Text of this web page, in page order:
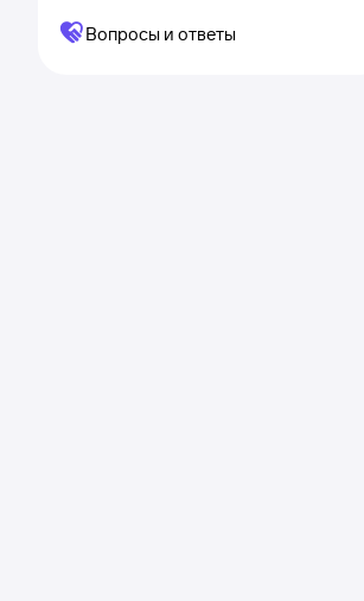
Вопросы и ответы